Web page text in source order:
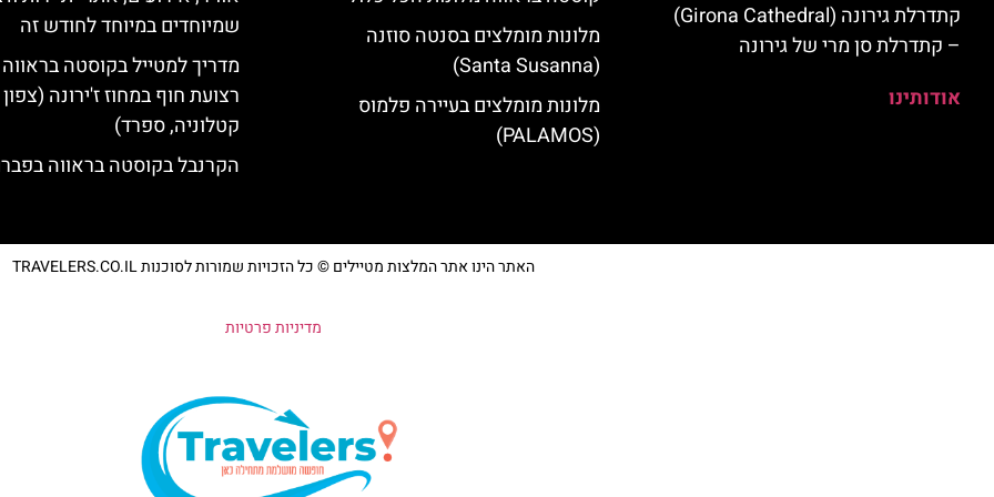
קתדרלת גירונה (Girona Cathedral)
– קתדרלת סן מרי של גירונה
אודותינו
מלונות מומלצים בסנטה סוזנה
(Santa Susanna)
מלונות מומלצים בעיירה פלמוס
(PALAMOS)
שמיוחדים במיוחד לחודש זה
מדריך למטייל בקוסטה
רצועת חוף במחוז ז'ירונה
קטלוניה, ספרד)
הקרנבל בקוסטה בראווה
האתר הינו אתר המלצות מטיילים © כל הזכויות שמורות לסוכנות TRAVELERS.CO.IL
מדיניות פרטיות